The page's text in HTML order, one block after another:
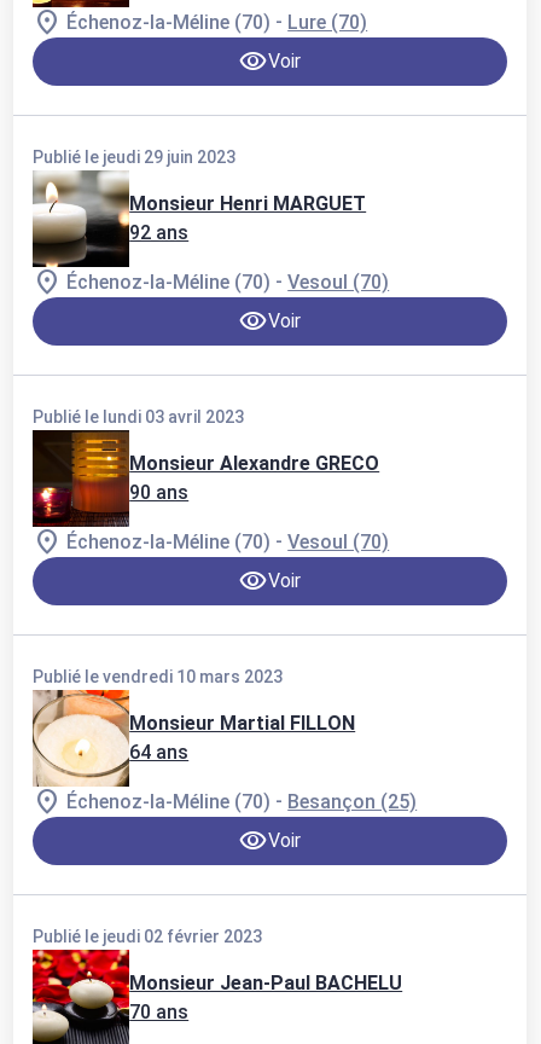
Échenoz-la-Méline (70) - Lure (70)
Voir
Publié le jeudi 29 juin 2023
Monsieur Henri MARGUET
92 ans
Échenoz-la-Méline (70) -Vesoul (70)
Voir
Publié le lundi 03 avril 2023
Monsieur Alexandre GRECO
90 ans
Échenoz-la-Méline (70) -Vesoul (70)
Voir
Publié le vendredi 10 mars 2023
Monsieur Martial FILLON
64 ans
Échenoz-la-Méline (70) - Besançon (25)
Voir
Publié le jeudi 02 février 2023
Monsieur Jean-Paul BACHELU
70 ans